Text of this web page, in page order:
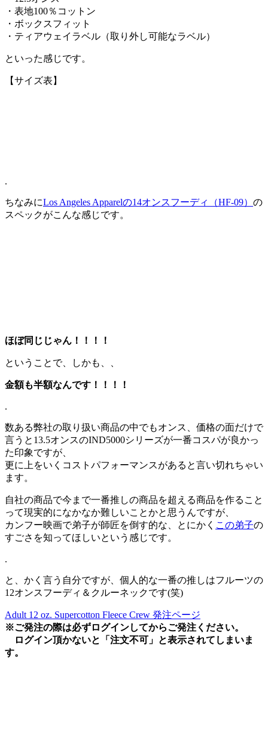
・表地100％コットン
・ボックスフィット
・ティアウェイラベル（取り外し可能なラベル）
といった感じです。
【サイズ表】
.
ちなみにLos Angeles Apparelの14オンスフーディ（HF-09） の
スペックがこんな感じです。
ほぼ同じじゃん！！！！
ということで、しかも、、
金額も半額なんです！！！！
.
数ある弊社の取り扱い商品の中でもオンス、価格の面だけで
言うと13.5オンスのIND5000シリーズが一番コスパが良かっ
た印象ですが、
更に上をいくコストパフォーマンスがあると言い切れちゃい
ます。
自社の商品で今まで一番推しの商品を超える商品を作ること
って現実的になかなか難しいことかと思うんですが、
カンフー映画で弟子が師匠を倒す的な、とにかく この弟子の
すごさを知ってほしいという感じです。
.
と、かく言う自分ですが、個人的な一番の推しはフルーツの
12オンスフーディ＆クルーネックです(笑)
Adult 12 oz. Supercotton Fleece Crew 発注ページ
※ご発注の際は必ずログインしてからご発注ください。
ログイン頂かないと「注文不可」と表示されてしまいま
す。